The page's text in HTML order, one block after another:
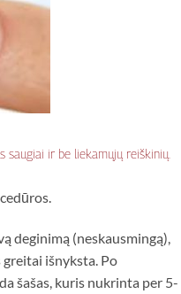
saugiai ir be liekamųjų reiškinių.
deginimą (neskausmingą),
išnyksta. Po
šašas, kuris nukrinta per 5-